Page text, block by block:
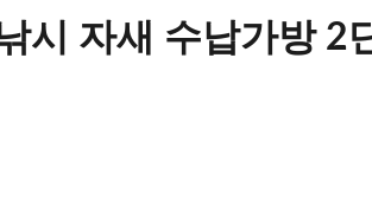
시 자새 수납가방 2